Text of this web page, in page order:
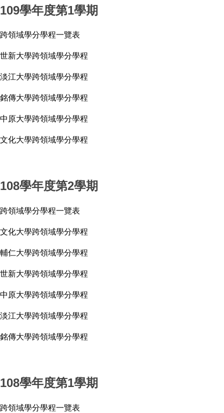
109學年度第1學期
跨領域學分學程一覽表
世新大學跨領域學分學程
淡江大學跨領域學分學程
銘傳大學跨領域學分學程
中原大學跨領域學分學程
文化大學跨領域學分學程
108學年度第2學期
跨領域學分學程一覽表
文化大學跨領域學分學程
輔仁大學跨領域學分學程
世新大學跨領域學分學程
中原大學跨領域學分學程
淡江大學跨領域學分學程
銘傳大學跨領域學分學程
108學年度第1學期
跨領域學分學程一覽表